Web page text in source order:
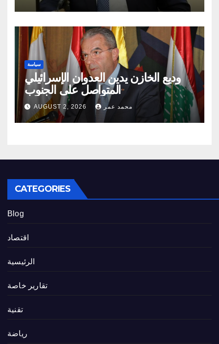
سياسة
وديع الخازن يدين العدوان الإسرائيلي
المتواصل على الجنوب
AUGUST 2, 2026 محمد عمر
CATEGORIES
Blog
اقتصاد
الرئيسية
تقارير خاصة
تقنية
رياضة